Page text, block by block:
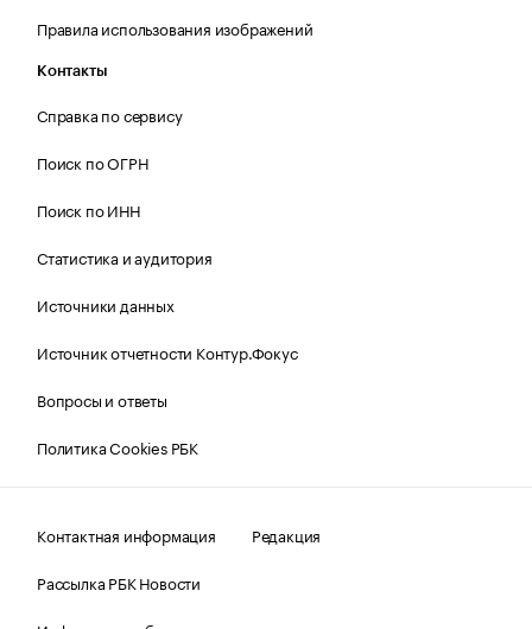
Правила использования изображений
Контакты
Справка по сервису
Поиск по ОГРН
Поиск по ИНН
Статистика и аудитория
Источники данных
Источник отчетности Контур.Фокус
Вопросы и ответы
Политика Cookies РБК
Контактная информация
Редакция
Рассылка РБК Новости